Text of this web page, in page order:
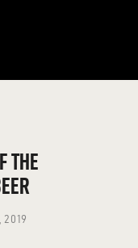
THE
2019